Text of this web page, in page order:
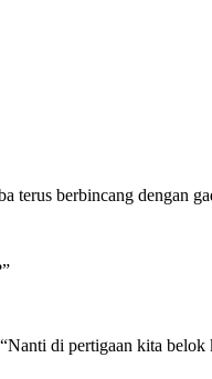
terus berbincang dengan
di pertigaan kita belok